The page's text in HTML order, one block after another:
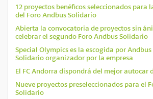
12 proyectos benéficos seleccionados para
del Foro Andbus Solidario
Abierta la convocatoria de proyectos sin
celebrar el segundo Foro Andbus Solidario
Special Olympics es la escogida por
Solidario organizador por la empresa
El FC Andorra dispondrá del mejor autocar
Nueve proyectos preseleccionados para el
Solidario